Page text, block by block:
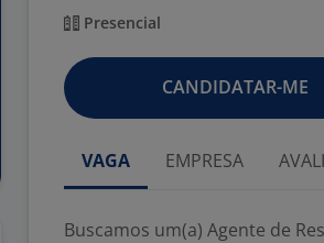
Presencial
CANDIDATAR-ME
VAGA EMPRESA
Buscamos um(a) Agente de